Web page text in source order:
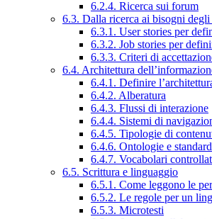
6.2.4. Ricerca sui forum
6.3. Dalla ricerca ai bisogni degli
6.3.1. User stories per
6.3.2. Job stories per
6.3.3. Criteri di
6.4. Architettura
6.4.1. Definire
6.4.2. Alberatura
6.4.3. Flussi di interazione
6.4.4. Sistemi di
6.4.5. Tipologie di
6.4.6. Ontologie e standard
6.4.7. Vocabolari
6.5. Scrittura e linguaggio
6.5.1. Come leggono le
6.5.2. Le regole per un
6.5.3. Microtesti